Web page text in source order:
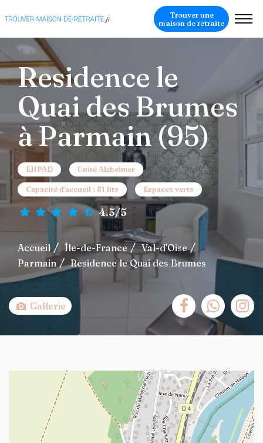
Trouver une
maison de retraite
Residence le
Quai des Brumes
à Parmain (95)
EHPAD Unité Alzheimer
Capacité d'accueil : 81 lits Espaces verts
4.5/5
Accueil Île-de-France
Val-d'Oise
Parmain
Residence le Quai des Brumes
Gallerie